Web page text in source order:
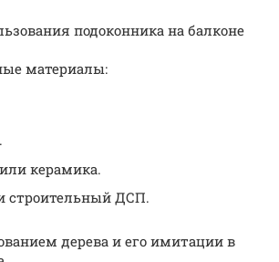
подоконника на балконе
материалы:
керамика.
ДСП.
дерева и его имитации в